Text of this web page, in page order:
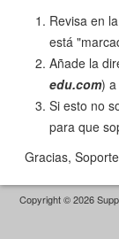
Revisa en
está
Añade la
edu.com)
Si esto no
para que
Gracias,
Copyright © 2026